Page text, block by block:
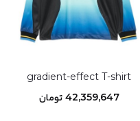
gradient-effect T-shirt
42,359,647 تومان